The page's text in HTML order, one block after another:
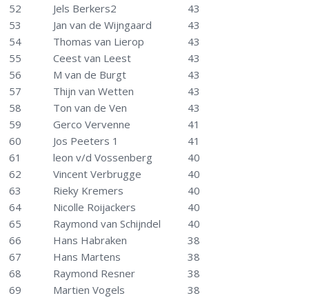
52
Jels Berkers2
43
53
Jan van de Wijngaard
43
54
Thomas van Lierop
43
55
Ceest van Leest
43
56
M van de Burgt
43
57
Thijn van Wetten
43
58
Ton van de Ven
43
59
Gerco Vervenne
41
60
Jos Peeters 1
41
61
leon v/d Vossenberg
40
62
Vincent Verbrugge
40
63
Rieky Kremers
40
64
Nicolle Roijackers
40
65
Raymond van Schijndel
40
66
Hans Habraken
38
67
Hans Martens
38
68
Raymond Resner
38
69
Martien Vogels
38